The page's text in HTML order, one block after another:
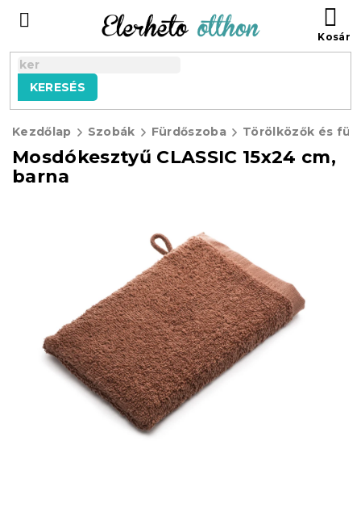
tartalomhoz
KERESÉS
Kezdőlap Szobák Fürdőszoba Törölközők és
Mosdókesztyű CLASSIC 15x24 cm,
barna